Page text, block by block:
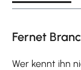
Fernet
Wer kennt ihn